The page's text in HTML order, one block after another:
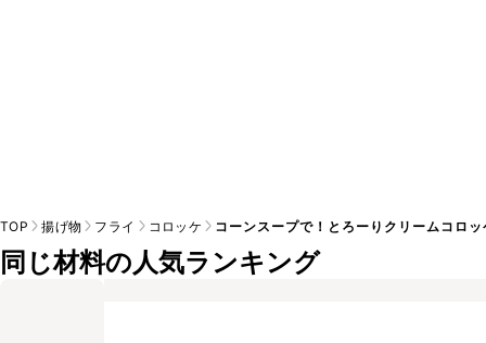
TOP 揚げ物 フライ コロッケ コーンスープで！とろーりクリームコロッ
同じ材料の人気ランキング